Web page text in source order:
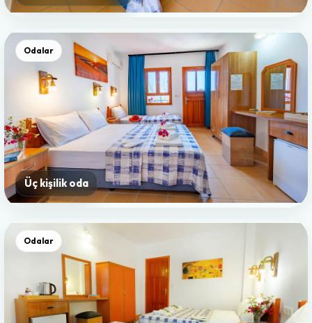
Odalar
Üç kişilik oda
Odalar